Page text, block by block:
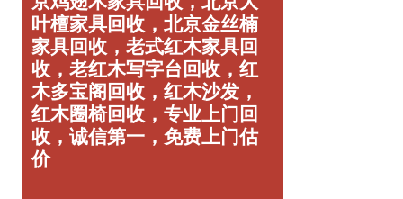
叶檀家具回收，北京金丝楠
家具回收，老式红木家具回
收，老红木写字台回收，红
木多宝阁回收，红木沙发，
红木圈椅回收，专业上门回
收，诚信第一，免费上门估
价